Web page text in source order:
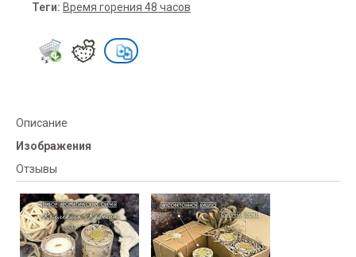
Теги: Время горения 48 часов
Описание
Изображения
Отзывы